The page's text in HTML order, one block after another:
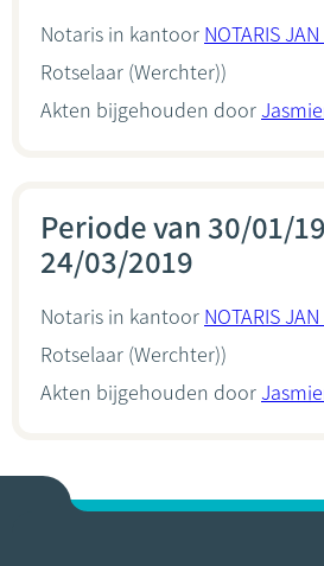
Notaris in kantoor NOTARIS JAN
Rotselaar (Werchter))
Akten bijgehouden door
Periode van 30/01/
24/03/2019
Notaris in kantoor NOTARIS JAN
Rotselaar (Werchter))
Akten bijgehouden door